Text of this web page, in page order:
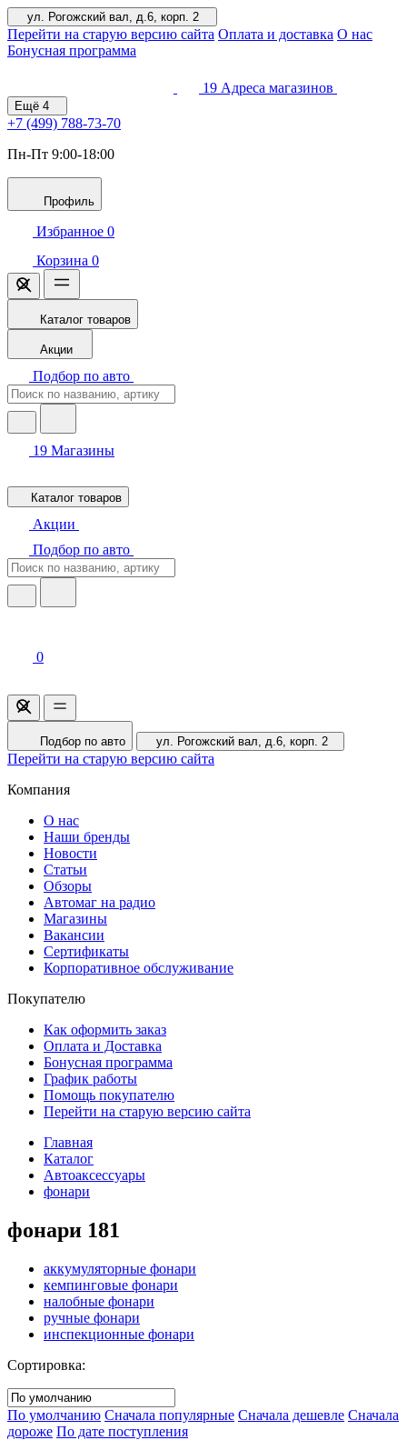
ул. Рогожский вал, д.6, корп. 2
Перейти на старую версию сайта Оплата и доставка О нас
Бонусная программа
19 Адреса магазинов
Ещё 4
+7 (499) 788-73-70
Пн-Пт 9:00-18:00
Профиль
Избранное 0
Корзина 0
Каталог товаров
Акции
Подбор по авто
19 Магазины
Каталог товаров
Акции
Подбор по авто
0
Подбор по авто ул. Рогожский вал, д.6, корп. 2
Перейти на старую версию сайта
Компания
О нас
Наши бренды
Новости
Статьи
Обзоры
Автомаг на радио
Магазины
Вакансии
Сертификаты
Корпоративное обслуживание
Покупателю
Как оформить заказ
Оплата и Доставка
Бонусная программа
График работы
Помощь покупателю
Перейти на старую версию сайта
Главная
Каталог
Автоаксессуары
фонари
фонари 181
аккумуляторные фонари
кемпинговые фонари
налобные фонари
ручные фонари
инспекционные фонари
Сортировка:
По умолчанию Сначала популярные Сначала дешевле Сначала
дороже По дате поступления